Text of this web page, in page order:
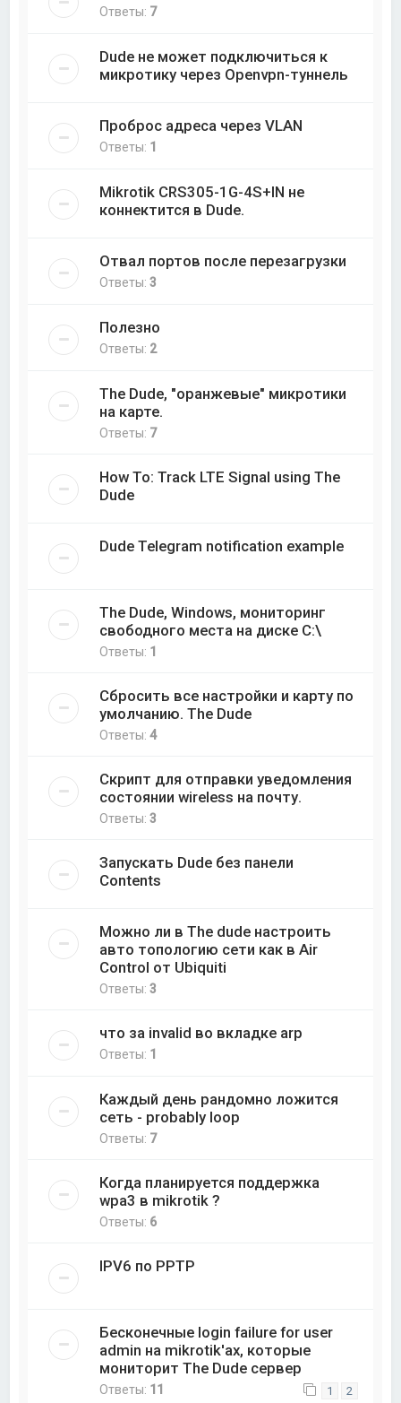
Ответы: 7
Dude не может подключиться к
микротику через Openvpn-туннель
Проброс адреса через VLAN
Ответы: 1
Mikrotik CRS305-1G-4S+IN не
коннектится в Dude.
Отвал портов после перезагрузки
Ответы:3
Полезно
Ответы: 2
The Dude, "оранжевые" микротики
на карте.
Ответы: 7
How To: Track LTE Signal using The
Dude
Dude Telegram notification example
The Dude, Windows, мониторинг
свободного места на диске C:\
Ответы: 1
Сбросить все настройки и карту по
умолчанию. The Dude
Ответы:4
Скрипт для отправки уведомления
состоянии wireless на почту.
Ответы:3
Запускать Dude без панели
Contents
Можно ли в The dude настроить
авто топологию сети как в Air
Control от Ubiquiti
Ответы:3
что за invalid во вкладке arp
Ответы: 1
Каждый день рандомно ложится
сеть - probably loop
Ответы: 7
Когда планируется поддержка
wpa3 в mikrotik ?
Ответы: 6
IPV6 по PPTP
Бесконечные login failure for user
admin на mikrotik'ах, которые
мониторит The Dude сервер
Ответы: 11 1 2